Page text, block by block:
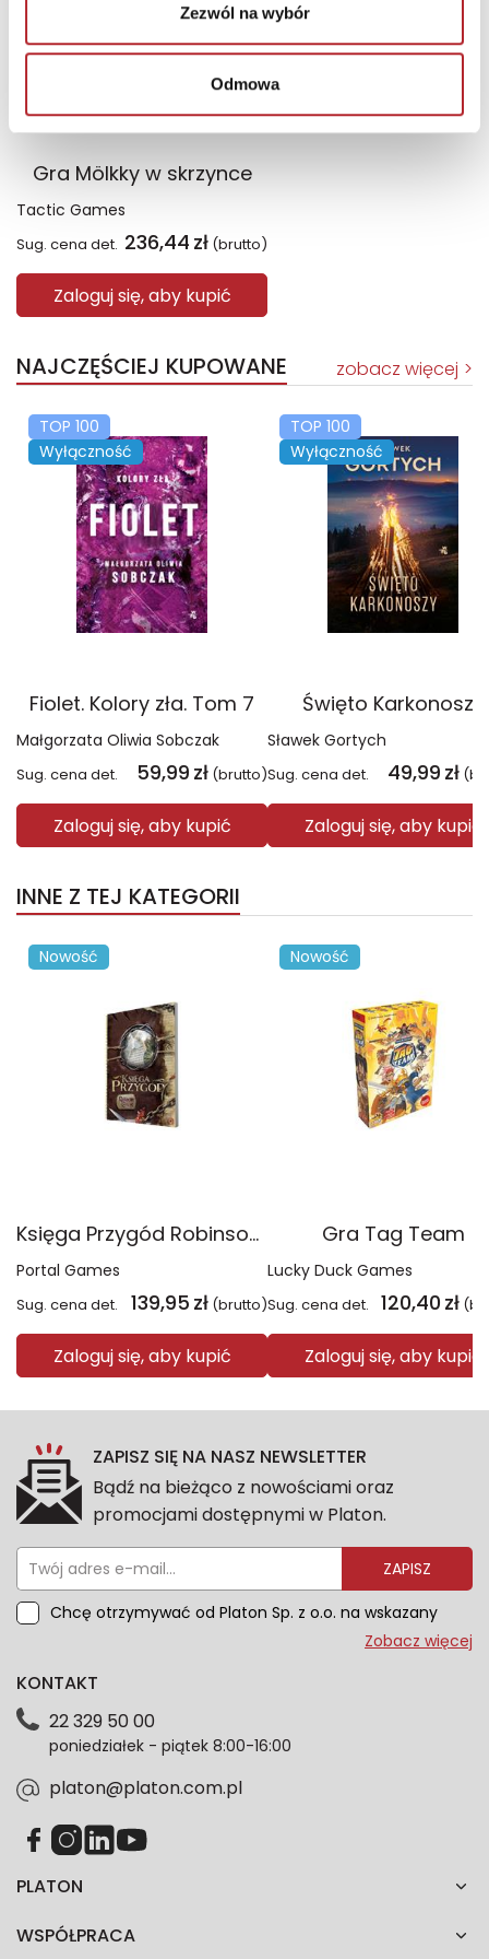
Zezwól na wybór
Odmowa
Gra Mölkky w skrzynce
Tactic Games
Sug. cena det. 236,44 zł (brutto)
Zaloguj się, aby kupić
NAJCZĘŚCIEJ KUPOWANE zobacz więcej
TOP 100
Wyłączność
Fiolet. Kolory zła. Tom 7
Małgorzata Oliwia Sobczak
Sug. cena det. 59,99 zł (brutto)
Zaloguj się, aby kupić
TOP 100
Wyłączność
Święto Karkonoszy
Sławek Gortych
Sug. cena det. 49,99 zł
Zaloguj się, aby kupić
INNE Z TEJ KATEGORII
Nowość
Księga Przygód Robinson Crusoe
Portal Games
Sug. cena det. 139,95 zł (brutto)
Zaloguj się, aby kupić
Nowość
Gra Tag Team
Lucky Duck Games
Sug. cena det. 120,40 zł
Zaloguj się, aby kupić
ZAPISZ SIĘ NA NASZ NEWSLETTER
Bądź na bieżąco z nowościami oraz
promocjami dostępnymi w Platon.
ZAPISZ
Chcę otrzymywać od Platon Sp. z o.o. na wskazany
przeze mnie adres e-mail informacje marketingowe
dotyczące danych osobowych znajdziesz w naszej
każdym czasie. Wycofanie zgody nie wpłynie na
zgodność z prawem przetwarzania dokonanego przed
Zobacz więcej
PLATON
WSPÓŁPRACA
KONTAKT
22 329 50 00
poniedziałek - piątek 8:00-16:00
platon@platon.com.pl